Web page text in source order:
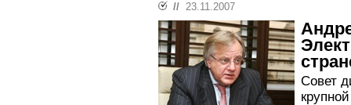
// 23.11.2007
Совет